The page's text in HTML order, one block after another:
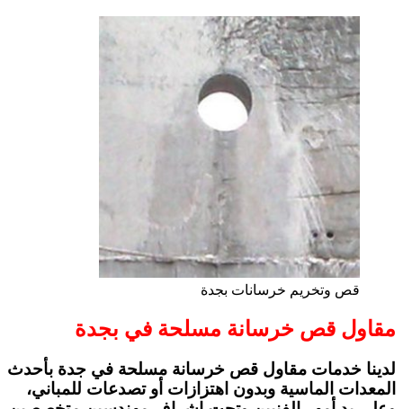
قص وتخريم خرسانات بجدة
مقاول قص خرسانة مسلحة في بجدة
لدينا خدمات مقاول قص خرسانة مسلحة في جدة بأحدث
المعدات الماسية وبدون اهتزازات أو تصدعات للمباني،